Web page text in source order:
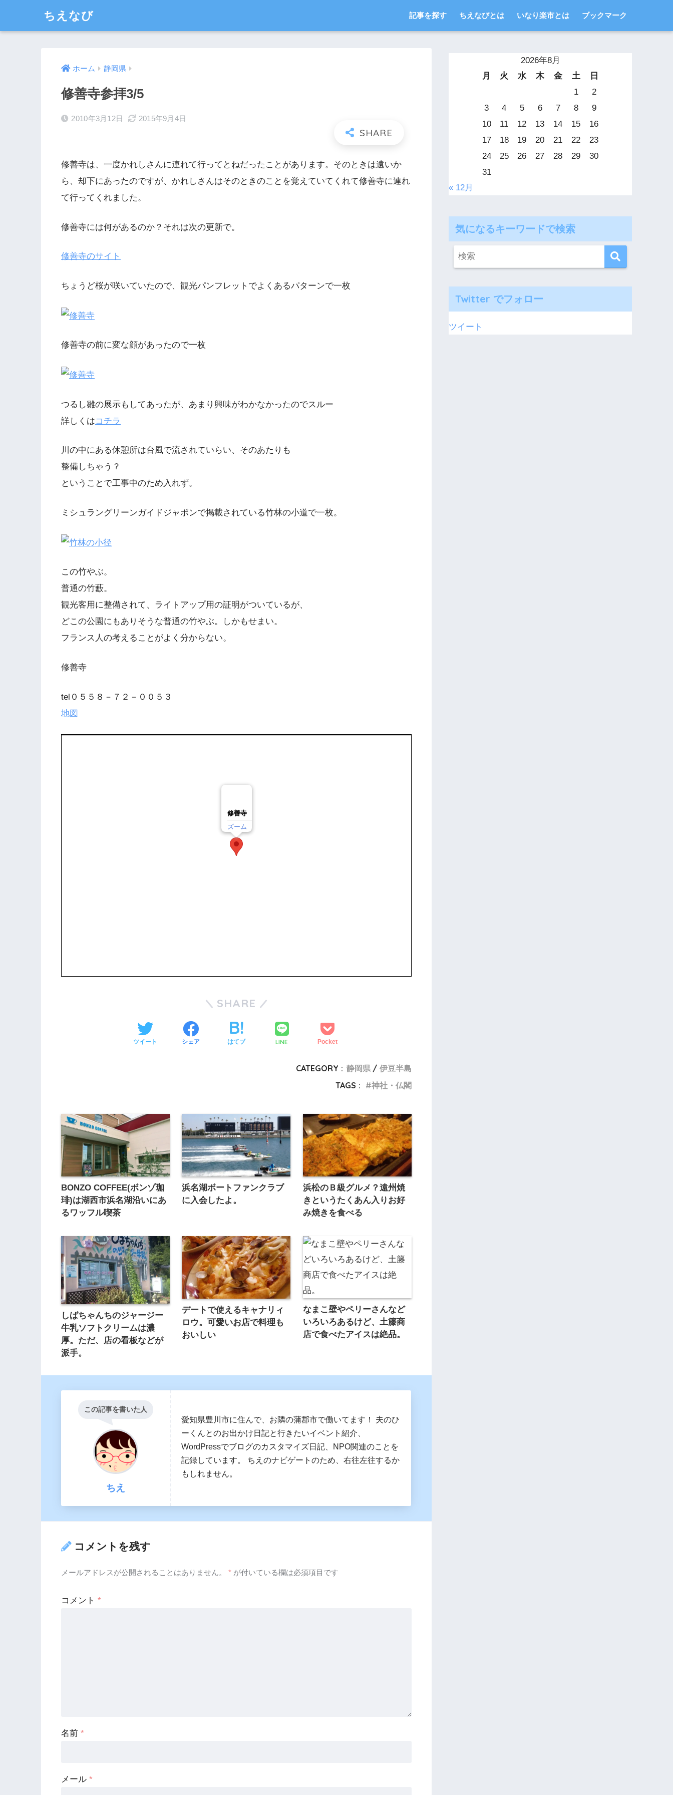
ちえなび 記事を探す ちえなびとは いなり楽市とは ブックマーク
ホーム 静岡県
修善寺参拝3/5
2010年3月12日 2015年9月4日
修善寺は、一度かれしさんに連れて行ってとねだったことがあります。そのときは遠いか
ら、却下にあったのですが、かれしさんはそのときのことを覚えていてくれて修善寺に連れ
て行ってくれました。
修善寺には何があるのか？それは次の更新で。
修善寺のサイト
ちょうど桜が咲いていたので、観光パンフレットでよくあるパターンで一枚
修善寺の前に変な顔があったので一枚
つるし雛の展示もしてあったが、あまり興味がわかなかったのでスルー
詳しくはコチラ
川の中にある休憩所は台風で流されていらい、そのあたりも
整備しちゃう？
ということで工事中のため入れず。
ミシュラングリーンガイドジャポンで掲載されている竹林の小道で一枚。
この竹やぶ。
普通の竹藪。
観光客用に整備されて、ライトアップ用の証明がついているが、
どこの公園にもありそうな普通の竹やぶ。しかもせまい。
フランス人の考えることがよく分からない。
修善寺
tel０５５８－７２－００５３
地図
修善寺
ズーム
SHARE
ツイート シェア はてブ LINE Pocket
CATEGORY : 静岡県
伊豆半島
TAGS :
神社・仏閣
BONZO COFFEE(ボンゾ珈
琲)は湖西市浜名湖沿いにあ
るワッフル喫茶
浜名湖ボートファンクラブ
に入会したよ。
浜松のＢ級グルメ？遠州焼
きというたくあん入りお好
み焼きを食べる
しばちゃんちのジャージー
牛乳ソフトクリームは濃
厚。ただ、店の看板などが
派手。
デートで使えるキャナリィ
ロウ。可愛いお店で料理も
おいしい
なまこ壁やペリーさんなど
いろいろあるけど、土籐商
店で食べたアイスは絶品。
この記事を書いた人
ちえ
愛知県豊川市に住んで、お隣の蒲郡市で働いてます！ 夫のひ
ーくんとのお出かけ日記と行きたいイベント紹介、
WordPressでブログのカスタマイズ日記、NPO関連のことを
記録しています。 ちえのナビゲートのため、右往左往するか
もしれません。
コメントを残す
メールアドレスが公開されることはありません。 * が付いている欄は必須項目です
コメント *
名前 *
メール *
2026年8月
月
火 水 木 金 土
日
1
2
3
4 5 6 7 8
9
10
11 12 13 14 15
16
17
18 19 20 21 22
23
24
25 26 27 28 29
30
31
« 12月
気になるキーワードで検索
Twitter でフォロー
ツイート